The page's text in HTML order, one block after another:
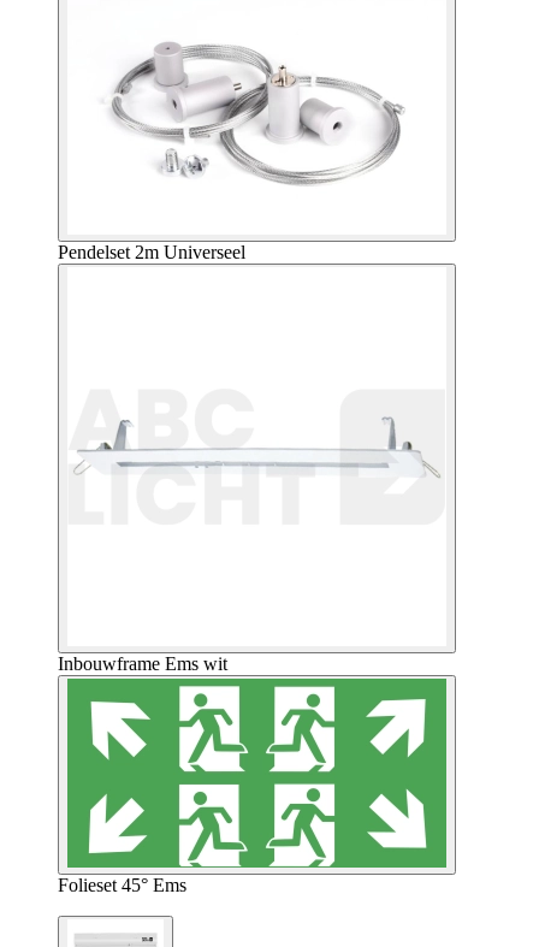
Pendelset 2m Universeel
Inbouwframe Ems wit
Folieset 45° Ems